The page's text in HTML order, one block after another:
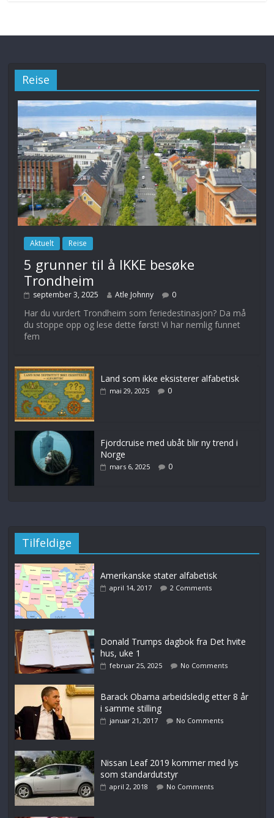
Reise
Aktuelt Reise
5 grunner til å IKKE besøke
Trondheim
september 3, 2025 Atle Johnny 0
Har du vurdert Trondheim som feriedestinasjon? Da må
du stoppe opp og lese dette først! Vi har nemlig funnet
fem
Land som ikke eksisterer alfabetisk
mai 29, 2025 0
Fjordcruise med ubåt blir ny trend i
Norge
mars 6, 2025 0
Tilfeldige
Amerikanske stater alfabetisk
april 14, 2017 2 Comments
Donald Trumps dagbok fra Det hvite
hus, uke 1
februar 25, 2025 No Comments
Barack Obama arbeidsledig etter 8 år
i samme stilling
januar 21, 2017 No Comments
Nissan Leaf 2019 kommer med lys
som standardutstyr
april 2, 2018 No Comments